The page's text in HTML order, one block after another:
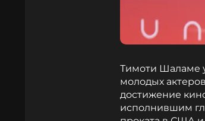
Тимоти Шаламе
молодых
достижение
исполнившим